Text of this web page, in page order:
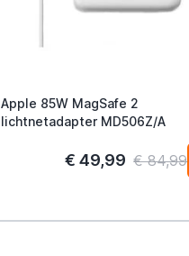
Apple 85W MagSafe 2
lichtnetadapter MD506Z/A
€ 49,99 € 84,99